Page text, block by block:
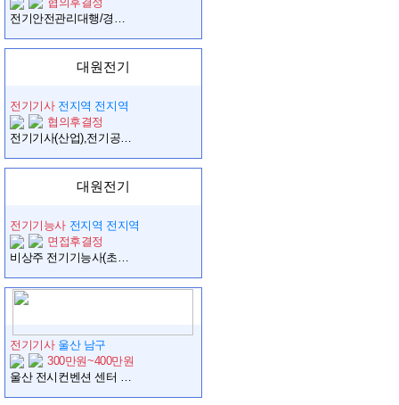
전기안전관리대행/경력직 모집
대원전기
전기기사 전지역 전지역
협의후결정
전기기사(산업),전기공사기사(산업) 공사수첩 중급이상 구인합니다
대원전기
전기기능사 전지역 전지역
면접후결정
비상주 전기기능사(초급이상) 구인합니다 연락바랍니다
전기기사 울산 남구
300만원~400만원
울산 전시컨벤션 센터 전기과장 월 389만원